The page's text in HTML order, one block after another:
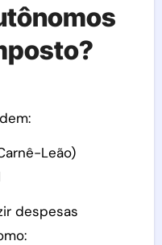
Leão)
despesas